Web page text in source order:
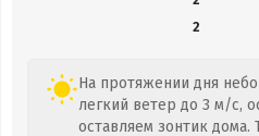
2
На протяжении дня
легкий ветер до 3 м/с,
оставляем зонтик дома.